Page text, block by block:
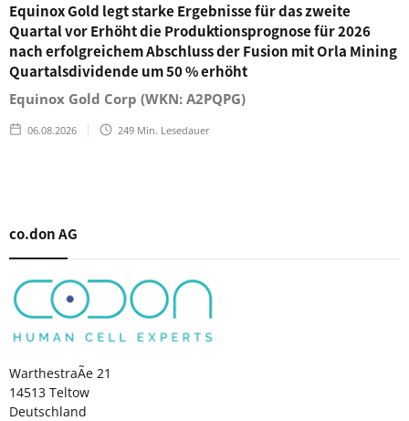
Equinox Gold legt starke Ergebnisse für das zweite
Quartal vor Erhöht die Produktionsprognose für 2026
nach erfolgreichem Abschluss der Fusion mit Orla Mining
Quartalsdividende um 50 % erhöht
Equinox Gold Corp (WKN: A2PQPG)
06.08.2026 249 Min. Lesedauer
co.don AG
WarthestraÃe 21
14513 Teltow
Deutschland